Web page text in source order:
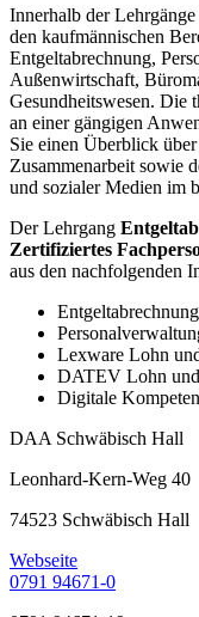
Innerhalb der
den kaufmännischen
Entgeltabrechnung,
Außenwirtschaft,
Gesundheitswesen. Die
an einer gängigen
Sie einen Überblick
Zusammenarbeit sowie
und sozialer Medien im
Der Lehrgang
Zertifiziertes
aus den nachfolgenden
Entgeltabrechnung
Lexware Lohn
DATEV Lohn
Digitale
DAA Schwäbisch Hall
Leonhard-Kern-Weg 40
74523 Schwäbisch Hall
Webseite
0791 94671-0